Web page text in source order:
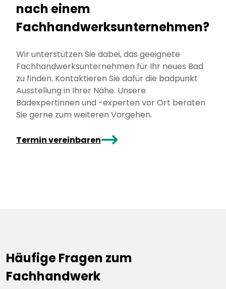
nach einem
Fachhandwerksunternehmen?
Wir unterstützen Sie dabei, das geeignete
Fachhandwerksunternehmen für Ihr neues Bad
zu finden. Kontaktieren Sie dafür die badpunkt
Ausstellung in Ihrer Nähe. Unsere
Badexpertinnen und -experten vor Ort beraten
Sie gerne zum weiteren Vorgehen.
Termin vereinbarenarrowRight
Häufige Fragen zum
Fachhandwerk